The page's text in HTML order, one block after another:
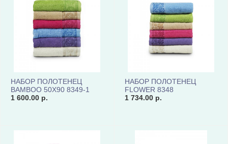
НАБОР ПОЛОТЕНЕЦ
BAMBOO 50X90 8349-1
1 600.00 р.
НАБОР ПОЛОТЕНЕЦ
FLOWER 8348
1 734.00 р.